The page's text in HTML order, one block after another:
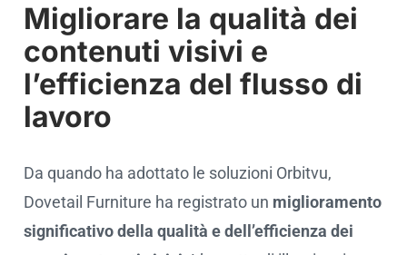
Migliorare la qualità dei
contenuti visivi e
l’efficienza del flusso di
lavoro
Da quando ha adottato le soluzioni Orbitvu,
Dovetail Furniture ha registrato un miglioramento
significativo della qualità e dell’efficienza dei